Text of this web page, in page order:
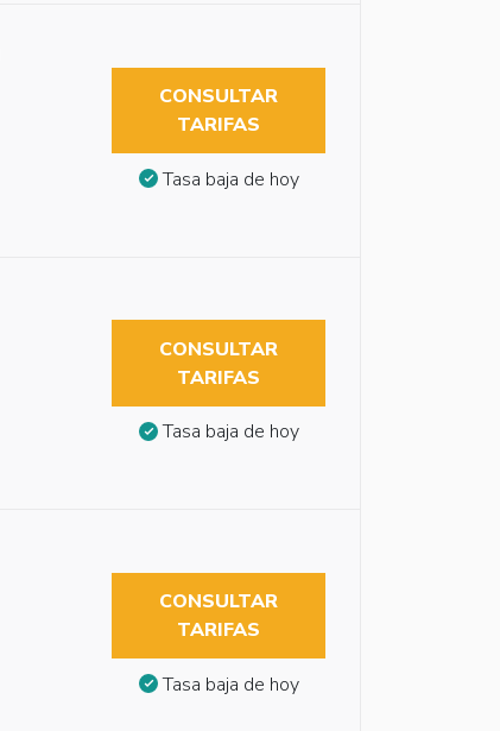
CONSULTAR
TARIFAS
Tasa baja de hoy
CONSULTAR
TARIFAS
Tasa baja de hoy
CONSULTAR
TARIFAS
Tasa baja de hoy